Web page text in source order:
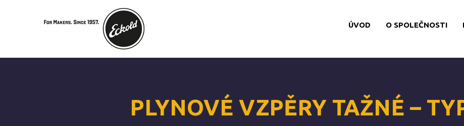
ÚVOD O SPOLEČNOSTI
PLYNOVÉ VZPĚRY TAŽNÉ –